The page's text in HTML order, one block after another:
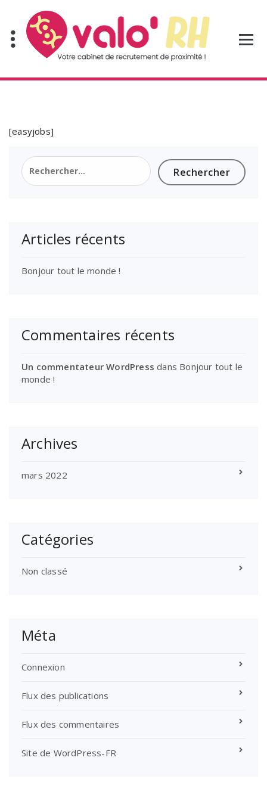
contenu
[easyjobs]
Rechercher :
Articles récents
Bonjour tout le monde !
Commentaires récents
Un commentateur WordPress dans Bonjour tout le
monde !
Archives
mars 2022
Catégories
Non classé
Méta
Connexion
Flux des publications
Flux des commentaires
Site de WordPress-FR